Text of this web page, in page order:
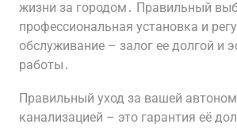
жизни за городом․ Правильный
профессиональная установка и
обслуживание – залог ее долгой и
работы․
Правильный уход за вашей
канализацией – это гарантия её